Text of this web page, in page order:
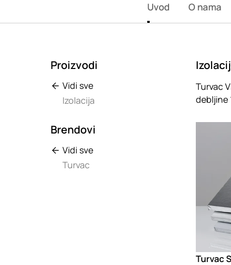
Uvod O nama
Proizvodi
Vidi sve
Izolacija
Brendovi
Vidi sve
Turvac
Turvac
debljine
Turvac